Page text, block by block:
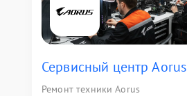
Сервисный центр Aorus
Ремонт техники Aorus